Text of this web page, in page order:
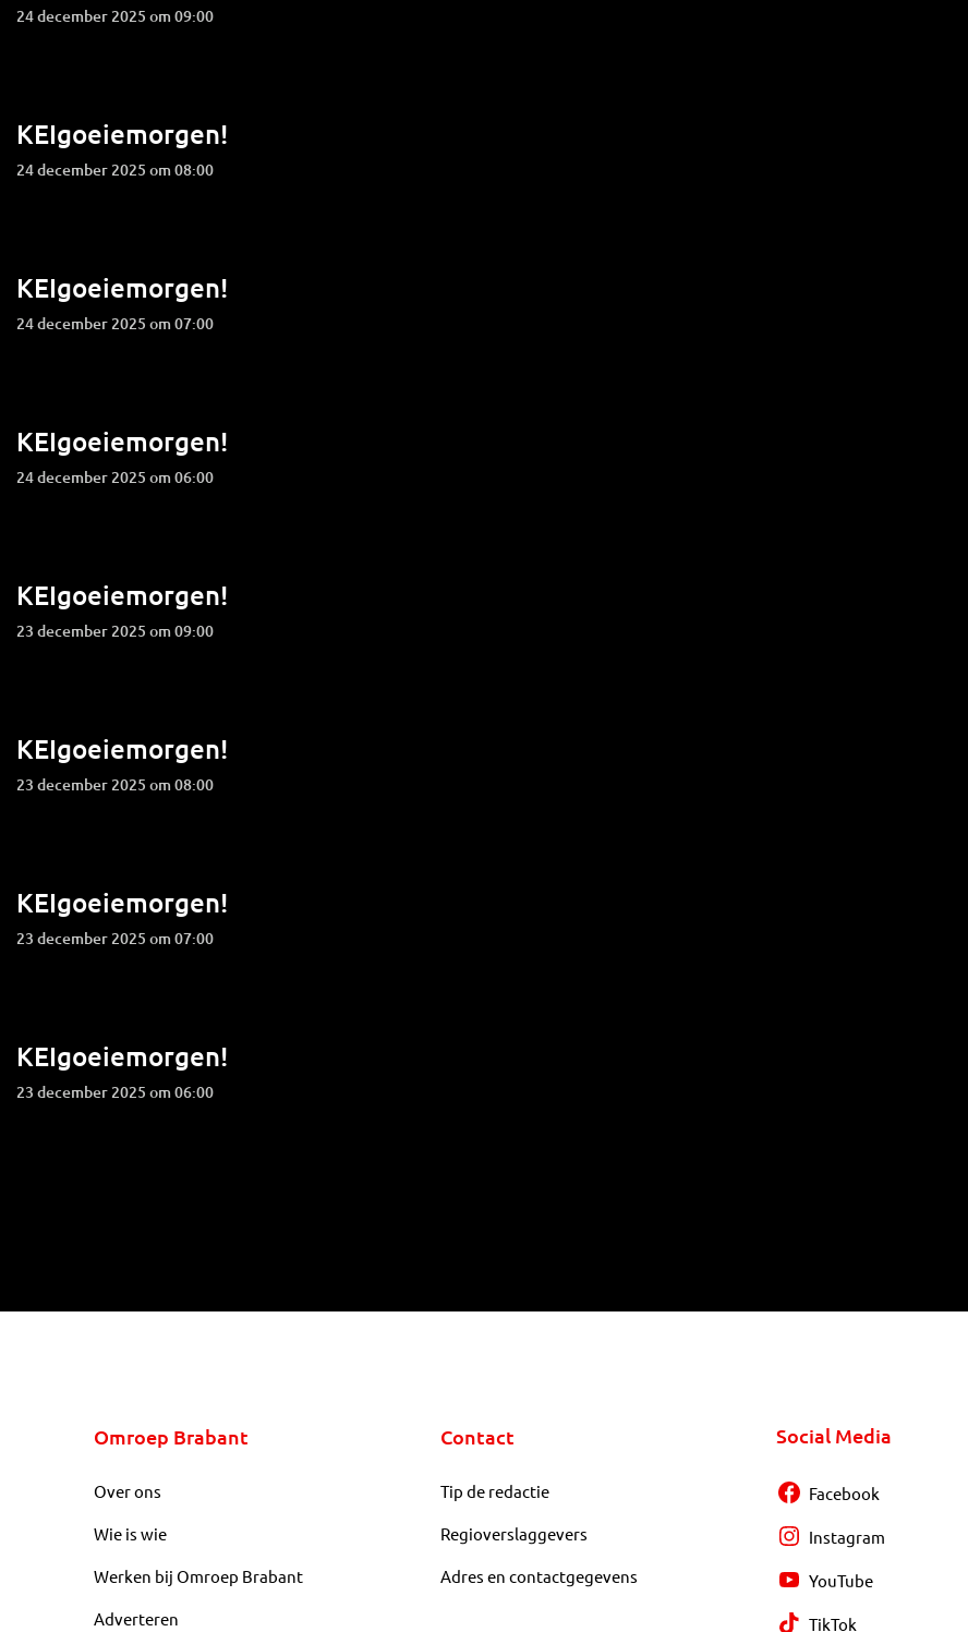
24 december 2025 om 09:00
KEIgoeiemorgen!
24 december 2025 om 08:00
KEIgoeiemorgen!
24 december 2025 om 07:00
KEIgoeiemorgen!
24 december 2025 om 06:00
KEIgoeiemorgen!
23 december 2025 om 09:00
KEIgoeiemorgen!
23 december 2025 om 08:00
KEIgoeiemorgen!
23 december 2025 om 07:00
KEIgoeiemorgen!
23 december 2025 om 06:00
Omroep Brabant
Over ons
Wie is wie
Werken bij Omroep Brabant
Adverteren
Contact
Tip de redactie
Regioverslaggevers
Adres en contactgegevens
Social Media
Facebook
Instagram
YouTube
TikTok